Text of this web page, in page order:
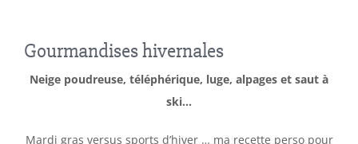
Gourmandises hivernales
Neige poudreuse, téléphérique, luge, alpages et saut à
ski…
Mardi gras versus sports d’hiver … ma recette perso pour